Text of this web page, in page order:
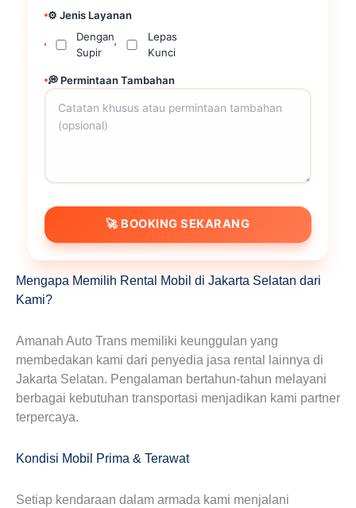
⚙️ Jenis Layanan
Dengan
Supir
Lepas
Kunci
💭 Permintaan Tambahan
🚀 BOOKING SEKARANG
Mengapa Memilih Rental Mobil di Jakarta Selatan dari
Kami?
Amanah Auto Trans memiliki keunggulan yang
membedakan kami dari penyedia jasa rental lainnya di
Jakarta Selatan. Pengalaman bertahun-tahun melayani
berbagai kebutuhan transportasi menjadikan kami partner
terpercaya.
Kondisi Mobil Prima & Terawat
Setiap kendaraan dalam armada kami menjalani